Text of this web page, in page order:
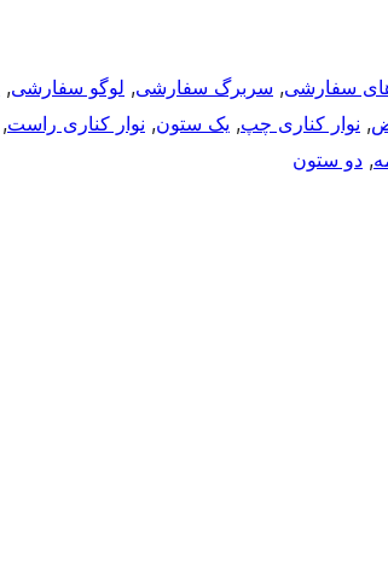
سفارشی, سربرگ سفارشی, لوگو سفارشی,
, نوار کناری چپ, یک ستون, نوار کناری راست,
, دو ستون